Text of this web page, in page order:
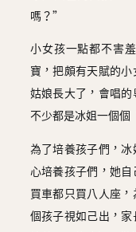
嗎？”
小女孩一點都不害
寶，把頗有天賦的
姑娘長大了，會唱
不少都是冰姐一個
為了培養孩子們，
心培養孩子們，她
買車都只買八人座
個孩子視如己出，